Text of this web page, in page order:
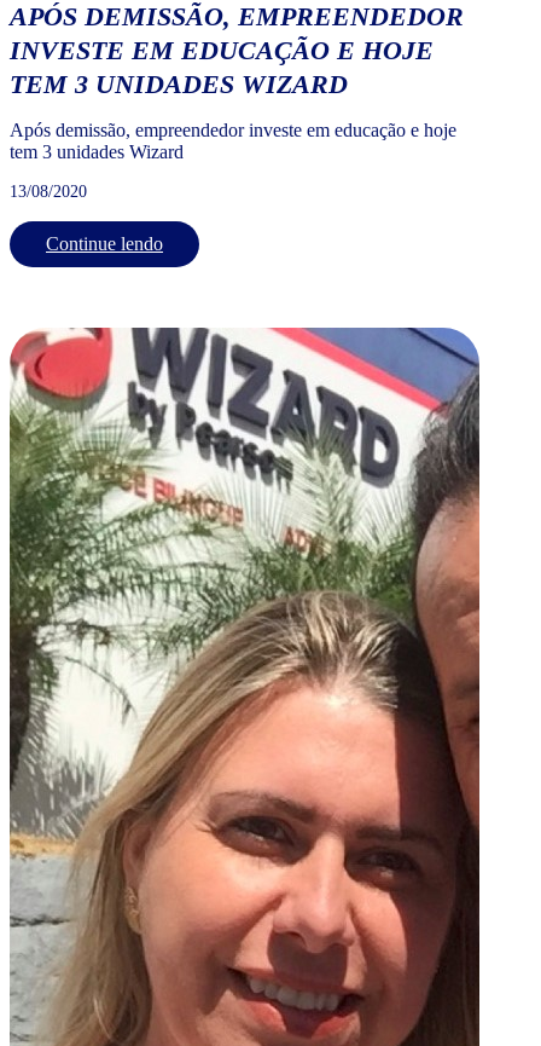
APÓS DEMISSÃO, EMPREENDEDOR
INVESTE EM EDUCAÇÃO E HOJE
TEM 3 UNIDADES WIZARD
Após demissão, empreendedor investe em educação e hoje
tem 3 unidades Wizard
13/08/2020
Continue lendo